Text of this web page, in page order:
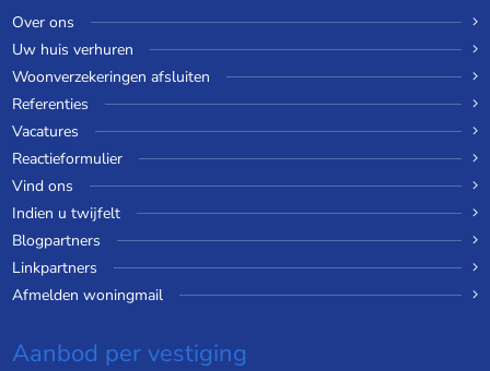
Over ons
Uw huis verhuren
Woonverzekeringen afsluiten
Referenties
Vacatures
Reactieformulier
Vind ons
Indien u twijfelt
Blogpartners
Linkpartners
Afmelden woningmail
Aanbod per vestiging